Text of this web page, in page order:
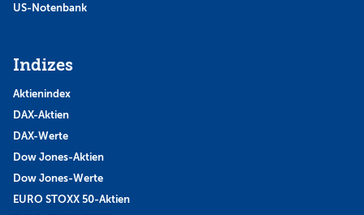
US-Notenbank
Indizes
Aktienindex
DAX-Aktien
DAX-Werte
Dow Jones-Aktien
Dow Jones-Werte
EURO STOXX 50-Aktien